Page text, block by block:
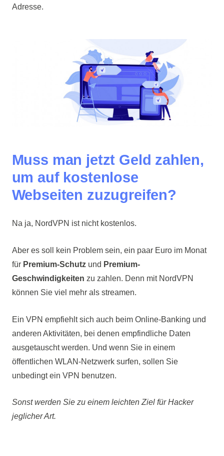
Adresse.
Muss man jetzt Geld zahlen,
um auf kostenlose
Webseiten zuzugreifen?
Na ja, NordVPN ist nicht kostenlos.
Aber es soll kein Problem sein, ein paar Euro im Monat
für Premium-Schutzund Premium-
Geschwindigkeiten zu zahlen. Denn mit NordVPN
können Sie viel mehr als streamen.
Ein VPN empfiehlt sich auch beim Online-Banking und
anderen Aktivitäten, bei denen empfindliche Daten
ausgetauscht werden. Und wenn Sie in einem
öffentlichen WLAN-Netzwerk surfen, sollen Sie
unbedingt ein VPN benutzen.
Sonst werden Sie zu einem leichten Ziel für Hacker
jeglicher Art.